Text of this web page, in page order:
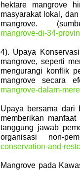
hektare mangrove
masyarakat lokal,
mangrove.
mangrove-di-34-
4). Upaya
mangrove, seperti
mengurangi konflik
mangrove secara
mangrove-dalam-
Upaya bersama dari
memberikan
tanggung jawab
organisasi non-
conservation-and-
Mangrove pada